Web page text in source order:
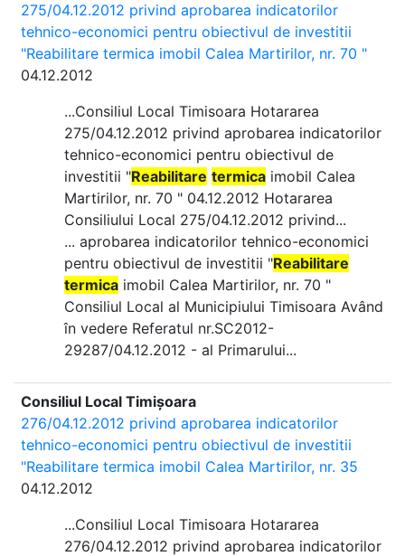
275/04.12.2012 privind aprobarea indicatorilor
tehnico-economici pentru obiectivul de investitii
"Reabilitare termica imobil Calea Martirilor, nr. 70 "
04.12.2012
...Consiliul Local Timisoara Hotararea
275/04.12.2012 privind aprobarea indicatorilor
tehnico-economici pentru obiectivul de
investitii "Reabilitare termica imobil Calea
Martirilor, nr. 70 " 04.12.2012 Hotararea
Consiliului Local 275/04.12.2012 privind...
... aprobarea indicatorilor tehnico-economici
pentru obiectivul de investitii "Reabilitare
termica imobil Calea Martirilor, nr. 70 "
Consiliul Local al Municipiului Timisoara Având
în vedere Referatul nr.SC2012-
29287/04.12.2012 - al Primarului...
Consiliul Local Timișoara
276/04.12.2012 privind aprobarea indicatorilor
tehnico-economici pentru obiectivul de investitii
"Reabilitare termica imobil Calea Martirilor, nr. 35
04.12.2012
...Consiliul Local Timisoara Hotararea
276/04.12.2012 privind aprobarea indicatorilor